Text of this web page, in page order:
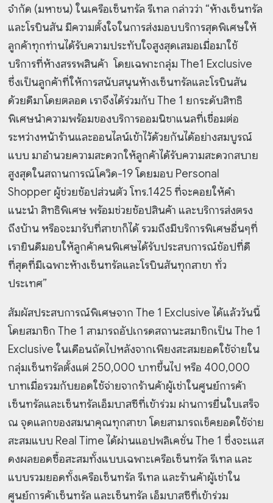
จำกัด (มหาชน) ในเครือเซ็นทรัล รีเทล กล่าวว่า “ห้างเซ็นทรัล
และโรบินสัน มีความตั้งใจในการส่งมอบบริการสุดพิเศษให้
ลูกค้าทุกท่านได้รับความประทับใจสูงสุดเสมอเมื่อมาใช้
บริการที่ห้างสรรพสินค้า โดยเฉพาะกลุ่ม The1 Exclusive
ซึ่งเป็นลูกค้าที่ให้การสนับสนุนห้างเซ็นทรัลและโรบินสัน
ด้วยดีมาโดยตลอด เราจึงได้ร่วมกับ The 1 ยกระดับสิทธิ
พิเศษนำความพร้อมของบริการออมนิชาแนลที่เชื่อมต่อ
ระหว่างหน้าร้านและออนไลน์เข้าไว้ด้วยกันได้อย่างสมบูรณ์
แบบ มาอำนวยความสะดวกให้ลูกค้าได้รับความสะดวกสบาย
สูงสุดในสถานการณ์โควิด-19 โดยมอบ Personal
Shopper ผู้ช่วยช้อปส่วนตัว โทร.1425 ที่จะคอยให้คำ
แนะนำ สิทธิพิเศษ พร้อมช่วยช้อปสินค้า และบริการส่งตรง
ถึงบ้าน หรือจะมารับที่สาขาก็ได้ รวมถึงมีบริการพิเศษอื่นๆที่
เรายินดีมอบให้ลูกค้าคนพิเศษได้รับประสบการณ์ช้อปที่ดี
ที่สุดที่มีเฉพาะห้างเซ็นทรัลและโรบินสันทุกสาขา ทั่ว
ประเทศ”
สัมผัสประสบการณ์พิเศษจาก The 1 Exclusive ได้แล้ววันนี้
โดยสมาชิก The 1 สามารถอัปเกรดสถานะสมาชิกเป็น The 1
Exclusive ในเดือนถัดไปหลังจากเพียงสะสมยอดใช้จ่ายใน
กลุ่มเซ็นทรัลตั้งแต่ 250,000 บาทขึ้นไป หรือ 400,000
บาทเมื่อรวมกับยอดใช้จ่ายจากร้านค้าผู้เช่าในศูนย์การค้า
เซ็นทรัลและเซ็นทรัลเอ็มบาสซีที่เข้าร่วม ผ่านการยื่นใบเสร็จ
ณ จุดแลกของสมนาคุณทุกสาขา โดยสามารถเช็คยอดใช้จ่าย
สะสมแบบ Real Time ได้ผ่านแอปพลิเคชั่น The 1 ซึ่งจะเแส
ดงผลยอดซื้อสะสมทั้งแบบเฉพาะเครือเซ็นทรัล รีเทล และ
แบบรวมยอดทั้งเครือเซ็นทรัล รีเทล และร้านค้าผู้เช่าใน
ศูนย์การค้าเซ็นทรัล และเซ็นทรัล เอ็มบาสซีที่เข้าร่วม